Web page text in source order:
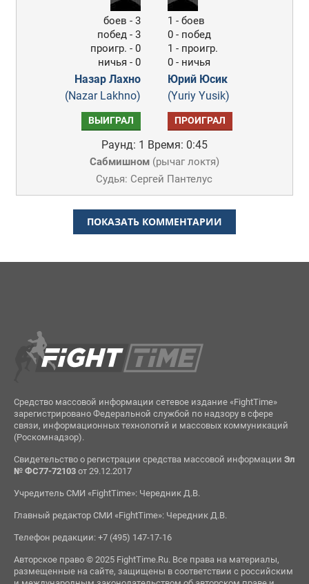
боев - 3
побед - 3
проигр. - 0
ничья - 0
Назар Лахно
(Nazar Lakhno)
1 - боев
0 - побед
1 - проигр.
0 - ничья
Юрий Юсик
(Yuriy Yusik)
ВЫИГРАЛ ПРОИГРАЛ
Раунд: 1 Время: 0:45
Сабмишном(рычаг локтя)
Судья: Сергей Пантелус
ПОКАЗАТЬ КОММЕНТАРИИ
Средство массовой информации сетевое издание «FightTime»
зарегистрировано Федеральной службой по надзору в сфере
связи, информационных технологий и массовых коммуникаций
(Роскомнадзор).
Свидетельство о регистрации средства массовой информации Эл
№ ФС77-72103от 29.12.2017
Учредитель СМИ «FightTime»: Чередник Д.В.
Главный редактор СМИ «FightTime»: Чередник Д.В.
Телефон редакции: +7 (495) 147-17-16
Авторское право © 2025 FightTime.Ru. Все права на материалы,
размещенные на сайте, защищены в соответствии с российским